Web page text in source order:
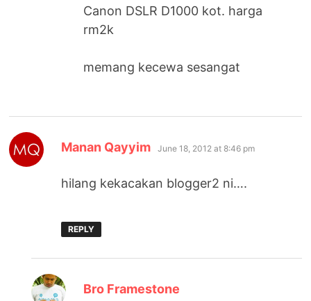
Canon DSLR D1000 kot. harga
rm2k
memang kecewa sesangat
Manan Qayyim says:
June 18, 2012 at 8:46 pm
hilang kekacakan blogger2 ni….
REPLY
Bro Framestone